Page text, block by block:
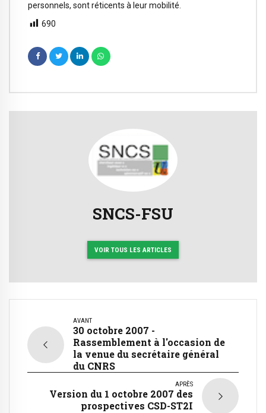
personnels, sont réticents à leur mobilité.
690
SNCS-FSU
VOIR TOUS LES ARTICLES
AVANT
30 octobre 2007 -
Rassemblement à l'occasion de
la venue du secrétaire général
du CNRS
APRÈS
Version du 1 octobre 2007 des
prospectives CSD-ST2I